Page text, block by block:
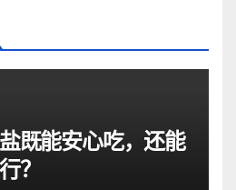
既能安心吃，还能
？